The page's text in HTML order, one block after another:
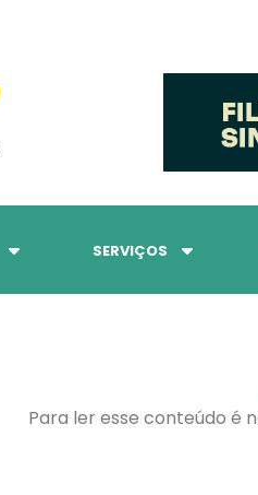
SERVIÇOS
Para ler esse conteúdo é